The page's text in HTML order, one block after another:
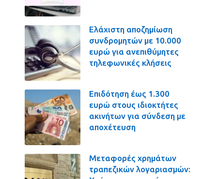
Ελάχιστη αποζημίωση
συνδρομητών με 10.000
ευρώ για ανεπιθύμητες
τηλεφωνικές κλήσεις
Επιδότηση έως 1.300
ευρώ στους ιδιοκτήτες
ακινήτων για σύνδεση με
αποχέτευση
Μεταφορές χρημάτων
τραπεζικών λογαριασμών: